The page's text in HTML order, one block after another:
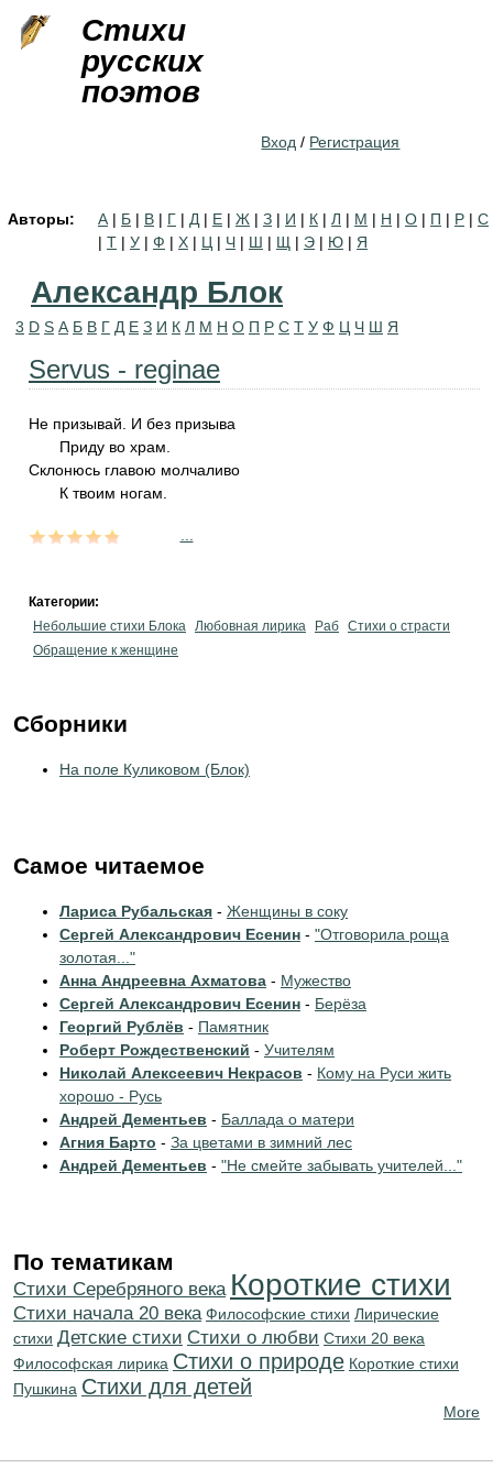
Стихи
русских
поэтов
Вход / Регистрация
Авторы: А | Б | В | Г | Д | Е | Ж | З | И | К | Л | М | Н | О | П | Р | С
| Т | У | Ф | Х | Ц | Ч | Ш | Щ | Э | Ю | Я
Александр Блок
3 D S А Б В Г Д Е З И К Л М Н О П Р С Т У Ф Ц Ч Ш Я
Servus - reginae
Не призывай. И без призыва
Приду во храм.
Склонюсь главою молчаливо
К твоим ногам.
Категории:
Небольшие стихи Блока Любовная лирика Раб Стихи о страсти
Обращение к женщине
Сборники
На поле Куликовом (Блок)
Самое читаемое
Лариса Рубальская - Женщины в соку
Сергей Александрович Есенин - "Отговорила роща
золотая..."
Анна Андреевна Ахматова - Мужество
Сергей Александрович Есенин - Берёза
Георгий Рублёв - Памятник
Роберт Рождественский - Учителям
Николай Алексеевич Некрасов - Кому на Руси жить
хорошо - Русь
Андрей Дементьев - Баллада о матери
Агния Барто - За цветами в зимний лес
Андрей Дементьев - "Не смейте забывать учителей..."
По тематикам
Cтихи Серебряного века Короткие стихи
Cтихи начала 20 века Философские стихи Лирические
стихи Детские стихи Стихи о любви Стихи 20 века
Философская лирика Стихи о природе Короткие стихи
Пушкина Стихи для детей
More